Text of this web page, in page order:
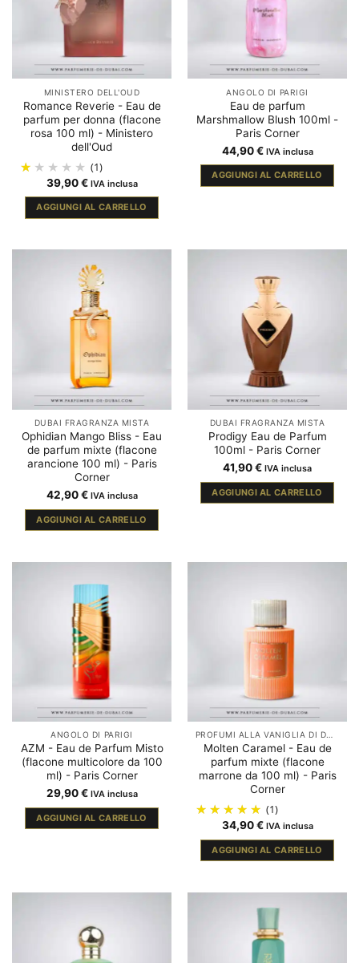
MINISTERO DELL'OUD
Romance Reverie - Eau de
parfum per donna (flacone
rosa 100 ml) - Ministero
dell'Oud
(1)
39,90€ IVA inclusa
AGGIUNGI AL CARRELLO
ANGOLO DI PARIGI
Eau de parfum
Marshmallow Blush 100ml -
Paris Corner
44,90€ IVA inclusa
AGGIUNGI AL CARRELLO
DUBAI FRAGRANZA MISTA
Ophidian Mango Bliss - Eau
de parfum mixte (flacone
arancione 100 ml) - Paris
Corner
42,90€ IVA inclusa
AGGIUNGI AL CARRELLO
DUBAI FRAGRANZA MISTA
Prodigy Eau de Parfum
100ml - Paris Corner
41,90€ IVA inclusa
AGGIUNGI AL CARRELLO
ANGOLO DI PARIGI
AZM - Eau de Parfum Misto
(flacone multicolore da 100
ml) - Paris Corner
29,90€ IVA inclusa
AGGIUNGI AL CARRELLO
PROFUMI ALLA VANIGLIA DI DUBAI
Molten Caramel - Eau de
parfum mixte (flacone
marrone da 100 ml) - Paris
Corner
(1)
34,90€ IVA inclusa
AGGIUNGI AL CARRELLO